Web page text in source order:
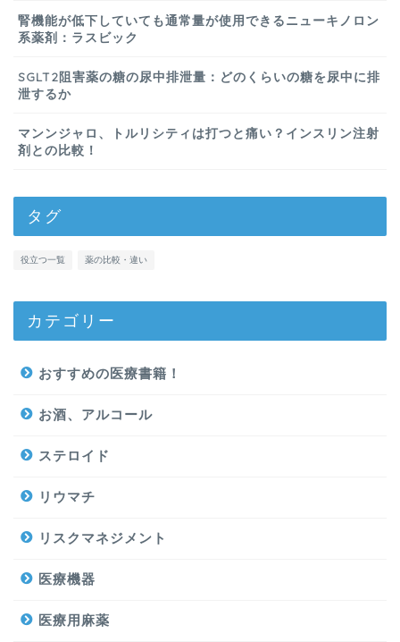
腎機能が低下していても通常量が使用できるニューキノロン
系薬剤：ラスビック
SGLT2阻害薬の糖の尿中排泄量：どのくらいの糖を尿中に排
泄するか
マンンジャロ、トルリシティは打つと痛い？インスリン注射
剤との比較！
タグ
役立つ一覧 薬の比較・違い
カテゴリー
おすすめの医療書籍！
お酒、アルコール
ステロイド
リウマチ
リスクマネジメント
医療機器
医療用麻薬